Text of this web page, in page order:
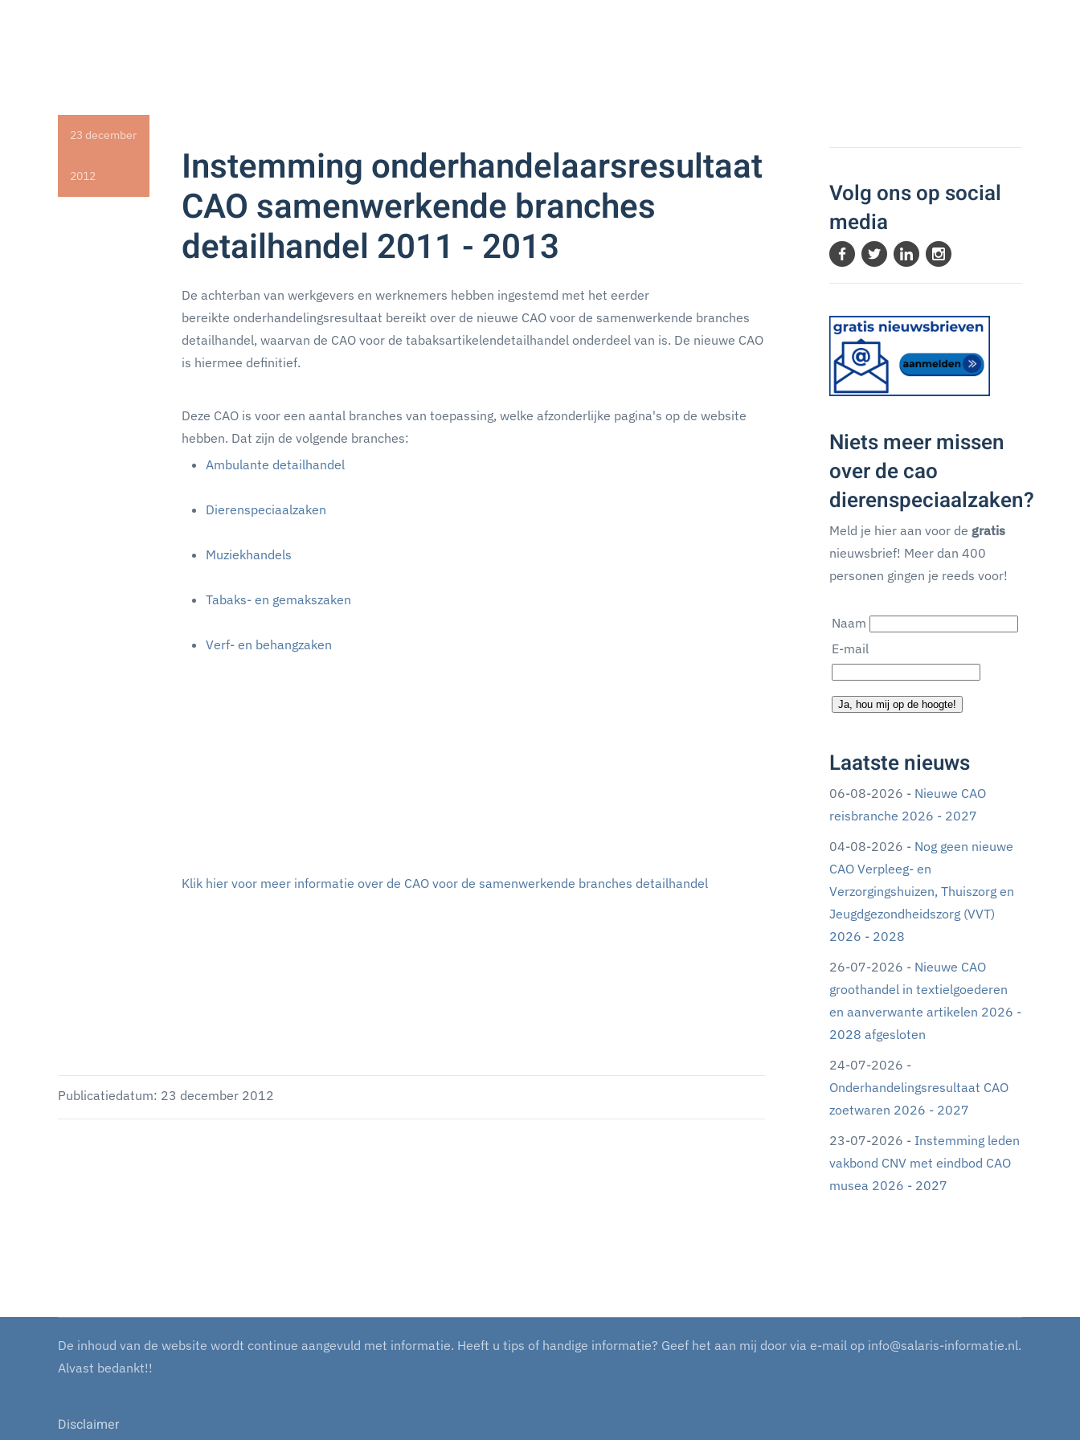
23 december
2012
Instemming onderhandelaarsresultaat
CAO samenwerkende branches
detailhandel 2011 - 2013
De achterban van werkgevers en werknemers hebben ingestemd met het eerder
bereikte onderhandelingsresultaat bereikt over de nieuwe CAO voor de samenwerkende branches
detailhandel, waarvan de CAO voor de tabaksartikelendetailhandel onderdeel van is. De nieuwe CAO
is hiermee definitief.
Deze CAO is voor een aantal branches van toepassing, welke afzonderlijke pagina's op de website
hebben. Dat zijn de volgende branches:
Ambulante detailhandel
Dierenspeciaalzaken
Muziekhandels
Tabaks- en gemakszaken
Verf- en behangzaken
Klik hier voor meer informatie over de CAO voor de samenwerkende branches detailhandel
Publicatiedatum: 23 december 2012
Volg ons op social
media
Niets meer missen
over de cao
dierenspeciaalzaken?
Meld je hier aan voor de gratis
nieuwsbrief! Meer dan 400
personen gingen je reeds voor!
Naam
E-mail
Ja, hou mij op de hoogte!
Laatste nieuws
06-08-2026 - Nieuwe CAO
reisbranche 2026 - 2027
04-08-2026 - Nog geen nieuwe
CAO Verpleeg- en
Verzorgingshuizen, Thuiszorg en
Jeugdgezondheidszorg (VVT)
2026 - 2028
26-07-2026 - Nieuwe CAO
groothandel in textielgoederen
en aanverwante artikelen 2026 -
2028 afgesloten
24-07-2026 -
Onderhandelingsresultaat CAO
zoetwaren 2026 - 2027
23-07-2026 - Instemming leden
vakbond CNV met eindbod CAO
musea 2026 - 2027
De inhoud van de website wordt continue aangevuld met informatie. Heeft u tips of handige informatie? Geef het aan mij door via e-mail op info@salaris-informatie.nl.
Alvast bedankt!!
Disclaimer